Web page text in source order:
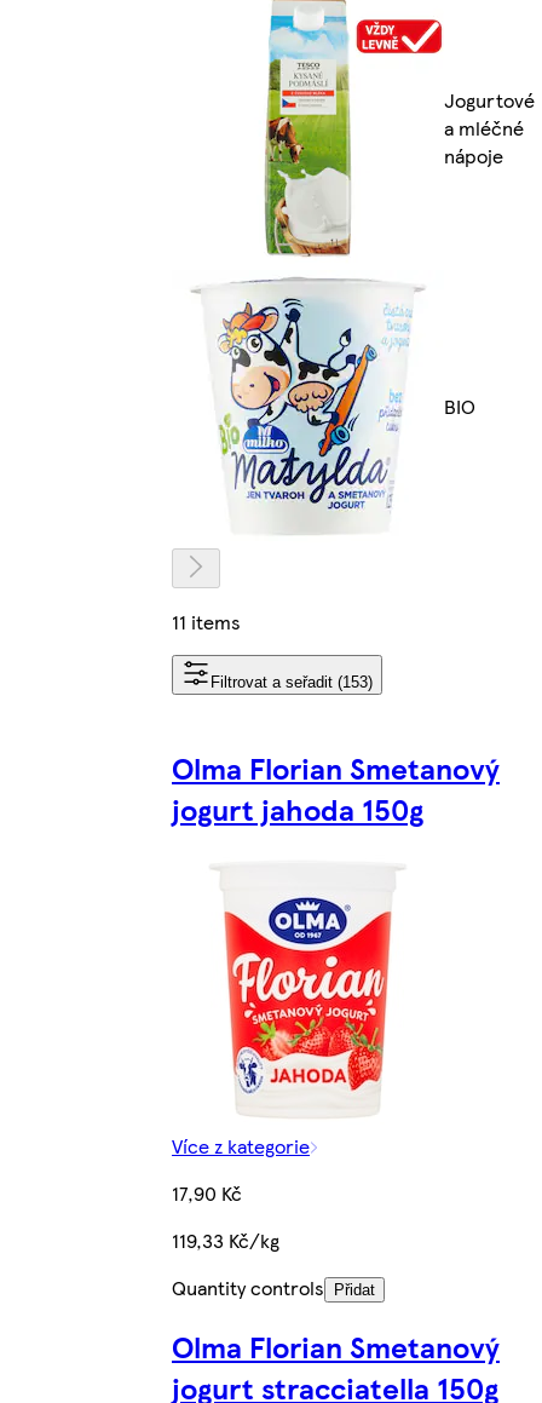
Jogurtové
a mléčné
nápoje
BIO
11 items
Filtrovat a seřadit (153)
Olma Florian Smetanový
jogurt jahoda 150g
Více z kategorie
17,90 Kč
119,33 Kč/kg
Quantity controls
Přidat
Olma Florian Smetanový
jogurt stracciatella 150g